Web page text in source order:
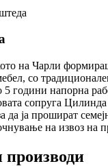
на Чарли
со
5 години напорна
сопруга Цилинда
да ја прошират
на извоз на